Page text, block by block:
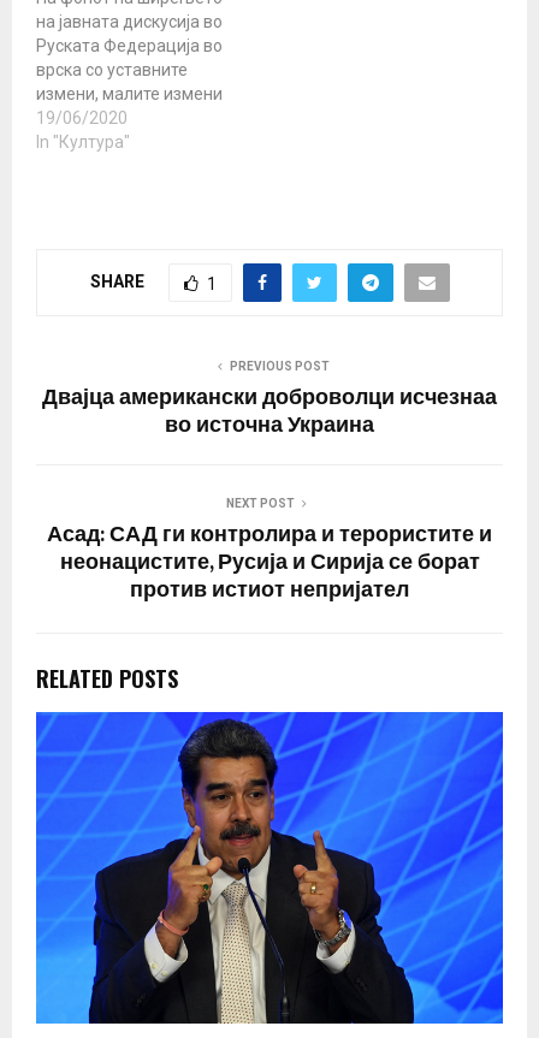
на јавната дискусија во
Руската Федерација во
врска со уставните
измени, малите измени
на членот 68 (за јазикот
и културата) не
објаснување во кое се
19/06/2020
In "Култура"
SHARE 1
PREVIOUS POST
Двајца американски доброволци исчезнаа
во источна Украина
NEXT POST
Асад: САД ги контролира и терористите и
неонацистите, Русија и Сирија се борат
против истиот непријател
RELATED POSTS